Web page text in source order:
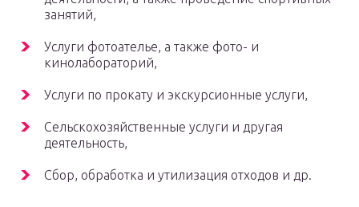
занятий,
Услуги фотоателье, а также фото- и
кинолабораторий,
Услуги по прокату и экскурсионные услуги,
Сельскохозяйственные услуги и другая
деятельность,
Сбор, обработка и утилизация отходов и др.